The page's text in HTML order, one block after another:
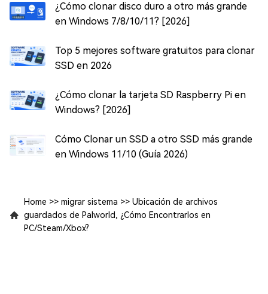
¿Cómo clonar disco duro a otro más grande
en Windows 7/8/10/11? [2026]
Top 5 mejores software gratuitos para clonar
SSD en 2026
¿Cómo clonar la tarjeta SD Raspberry Pi en
Windows? [2026]
Cómo Clonar un SSD a otro SSD más grande
en Windows 11/10 (Guía 2026)
Home >> migrar sistema >> Ubicación de archivos
guardados de Palworld, ¿Cómo Encontrarlos en
PC/Steam/Xbox?